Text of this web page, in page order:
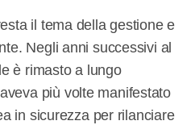
il tema della gestione e
Negli anni successivi al
è rimasto a lungo
più volte manifestato
in sicurezza per rilanciare